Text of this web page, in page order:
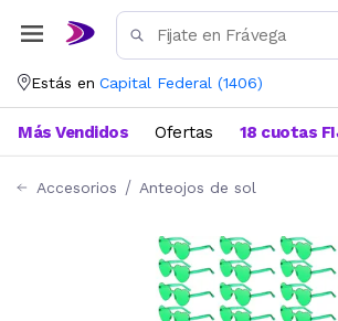
Estás en Capital Federal (1406)
Más Vendidos Ofertas 18 cuotas
Accesorios Anteojos de sol